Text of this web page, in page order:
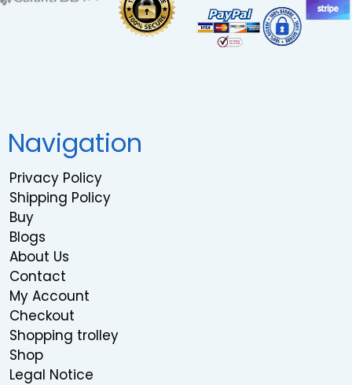
Navigation
Privacy Policy
Shipping Policy
Buy
Blogs
About Us
Contact
My Account
Checkout
Shopping trolley
Shop
Legal Notice